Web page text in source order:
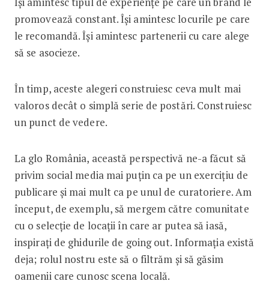
promovează constant. Își amintesc locurile pe care
le recomandă. Își amintesc partenerii cu care alege
să se asocieze.
În timp, aceste alegeri construiesc ceva mult mai
valoros decât o simplă serie de postări. Construiesc
un punct de vedere.
La glo România, această perspectivă ne-a făcut să
privim social media mai puțin ca pe un exercițiu de
publicare și mai mult ca pe unul de curatoriere. Am
început, de exemplu, să mergem către comunitate
cu o selecție de locații în care ar putea să iasă,
inspirați de ghidurile de going out. Informația există
deja; rolul nostru este să o filtrăm și să găsim
oamenii care cunosc scena locală.